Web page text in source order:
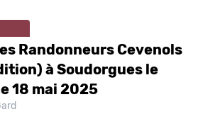
Randonneurs Cevenols
à Soudorgues le
18 mai 2025